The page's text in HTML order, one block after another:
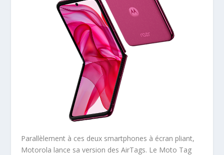
Parallèlement à ces deux smartphones à écran pliant,
Motorola lance sa version des AirTags. Le Moto Tag